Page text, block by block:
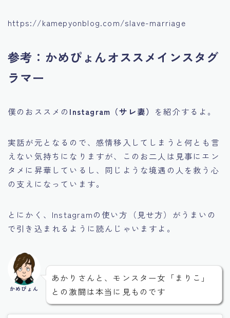
https://kamepyonblog.com/slave-marriage
参考：かめぴょんオススメインスタグ
ラマー
僕のおススメの Instagram（サレ妻） を紹介するよ。
実話が元となるので、感情移入してしまうと何とも言
えない気持ちになりますが、このお二人は見事にエン
タメに昇華しているし、同じような境遇の人を救う心
の支えになっています。
とにかく、Instagramの使い方（見せ方）がうまいの
で引き込まれるように読んじゃいますよ。
かめぴょん
あかりさんと、モンスター女「まりこ」
との激闘は本当に見ものです